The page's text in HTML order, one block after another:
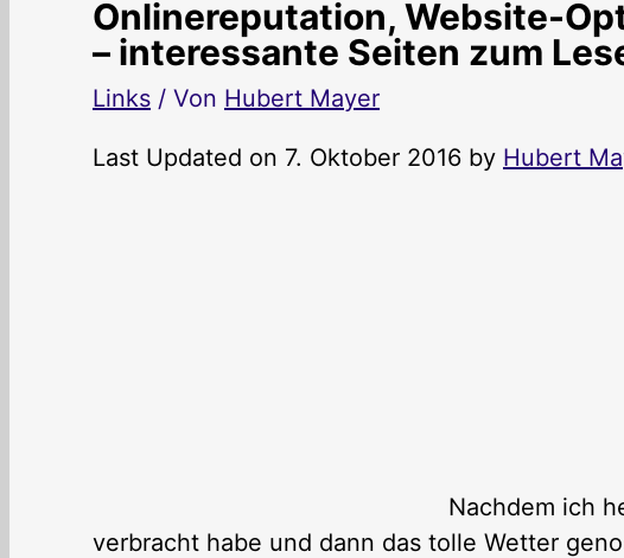
Onlinereputation, Website-
– interessante Seiten zum
Links / Von Hubert Mayer
Last Updated on 7. Oktober 2016 by Hubert
Nachdem ich
verbracht habe und dann das tolle Wetter